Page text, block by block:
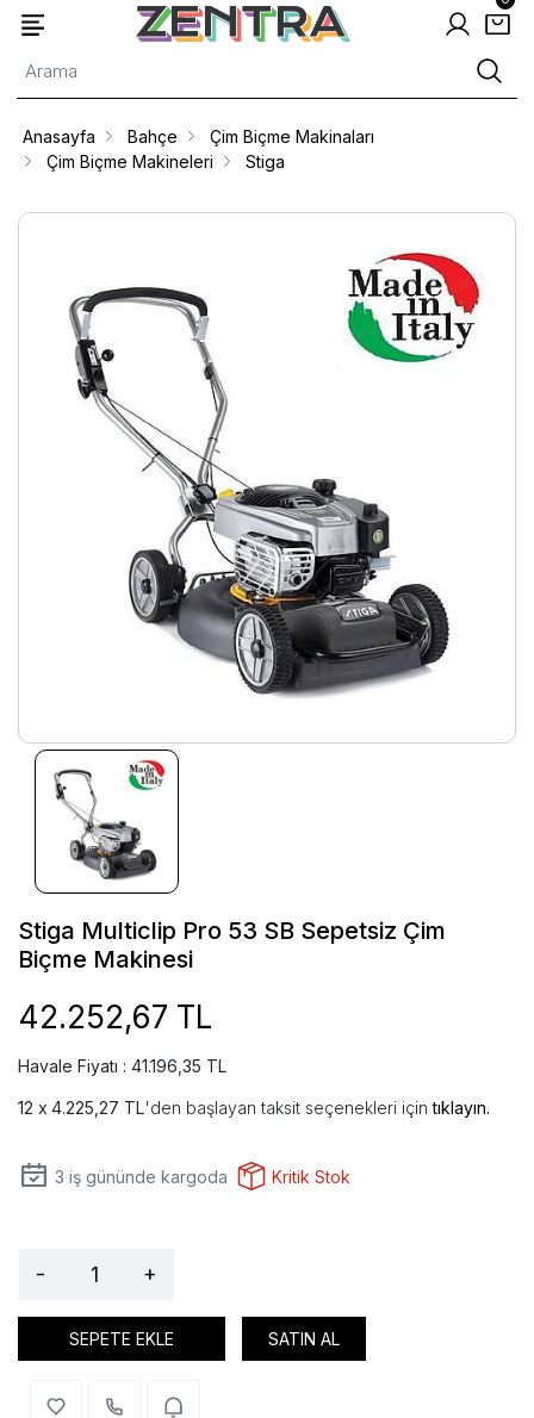
Anasayfa Bahçe
Çim Biçme Makinaları
Çim Biçme Makineleri
Stiga
Stiga Multiclip Pro 53 SB Sepetsiz Çim
Biçme Makinesi
42.252,67 TL
Havale Fiyatı : 41.196,35 TL
4.225,27 TL'den başlayan taksit seçenekleri içintıklayın.
3 iş gününde kargoda Kritik Stok
- +
SEPETE EKLE SATIN AL